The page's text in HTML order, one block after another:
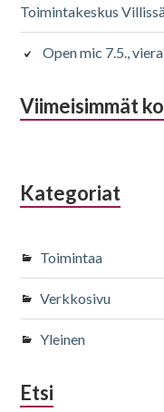
Toimintakeskus
Open mic 7.5.,
Viimeisimmät
Kategoriat
Toimintaa
Verkkosivu
Yleinen
Etsi